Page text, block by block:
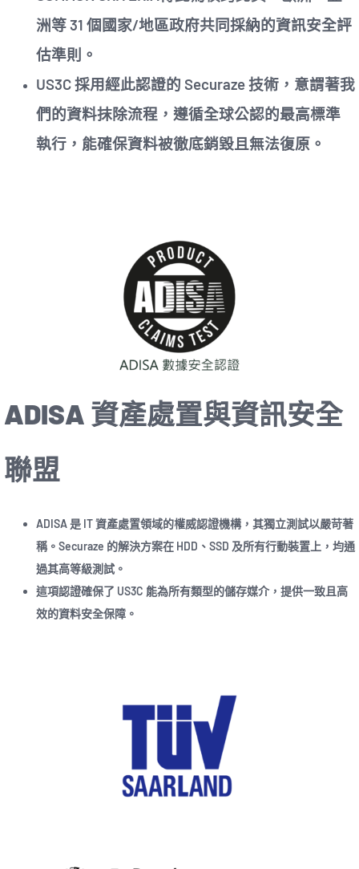
洲等 31 個國家/地區政府共同採納的資訊安全評
估準則。
US3C 採用經此認證的 Securaze 技術，意謂著我
們的資料抹除流程，遵循全球公認的最高標準
執行，能確保資料被徹底銷毀且無法復原。
ADISA 資產處置與資訊安全
聯盟
ADISA 是 IT 資產處置領域的權威認證機構，其獨立測試以嚴苛著
稱。Securaze 的解決方案在 HDD、SSD 及所有行動裝置上，均通
過其高等級測試。
這項認證確保了 US3C 能為所有類型的儲存媒介，提供一致且高
效的資料安全保障。